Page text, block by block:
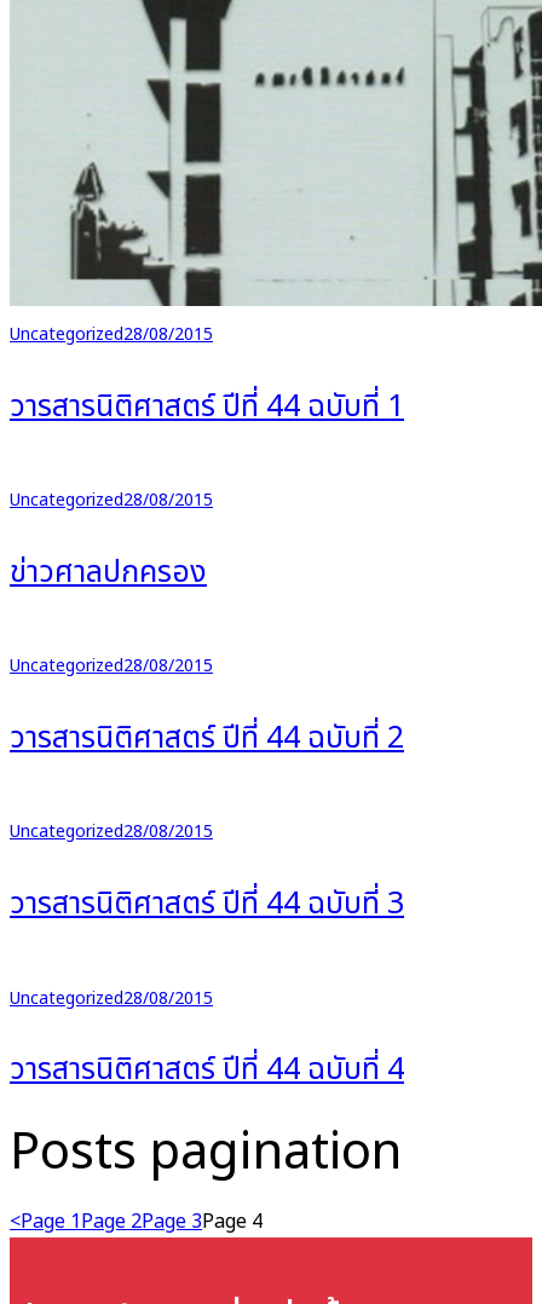
Uncategorized28/08/2015
วารสารนิติศาสตร์ ปีที่ 44 ฉบับที่ 1
Uncategorized28/08/2015
ข่าวศาลปกครอง
Uncategorized28/08/2015
วารสารนิติศาสตร์ ปีที่ 44 ฉบับที่ 2
Uncategorized28/08/2015
วารสารนิติศาสตร์ ปีที่ 44 ฉบับที่ 3
Uncategorized28/08/2015
วารสารนิติศาสตร์ ปีที่ 44 ฉบับที่ 4
Posts pagination
<Page1Page2Page3Page 4